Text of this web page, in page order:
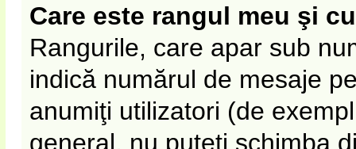
Care este rangul meu şi
Rangurile, care apar sub
indică numărul de mesaje
anumiţi utilizatori (de
general, nu puteţi schimba